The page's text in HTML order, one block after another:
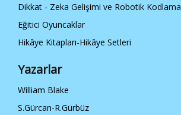
Dikkat - Zeka Gelişimi ve Robotik Kodlama
Eğitici Oyuncaklar
Hikâye Kitapları-Hikâye Setleri
Yazarlar
William Blake
S.Gürcan-R.Gürbüz